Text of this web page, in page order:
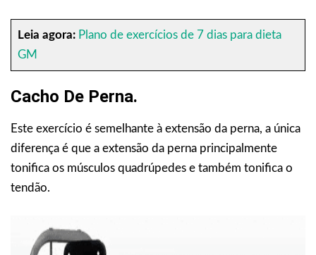
Leia agora: Plano de exercícios de 7 dias para dieta
GM
Cacho De Perna.
Este exercício é semelhante à extensão da perna, a única
diferença é que a extensão da perna principalmente
tonifica os músculos quadrúpedes e também tonifica o
tendão.